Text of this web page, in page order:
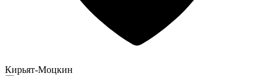
Кирьят-Моцкин